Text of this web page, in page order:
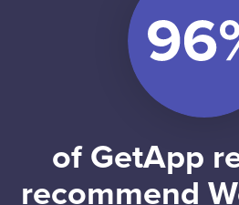
of GetApp
recommend